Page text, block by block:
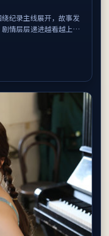
纪录主线展开，故事发
情层层递进越看越上